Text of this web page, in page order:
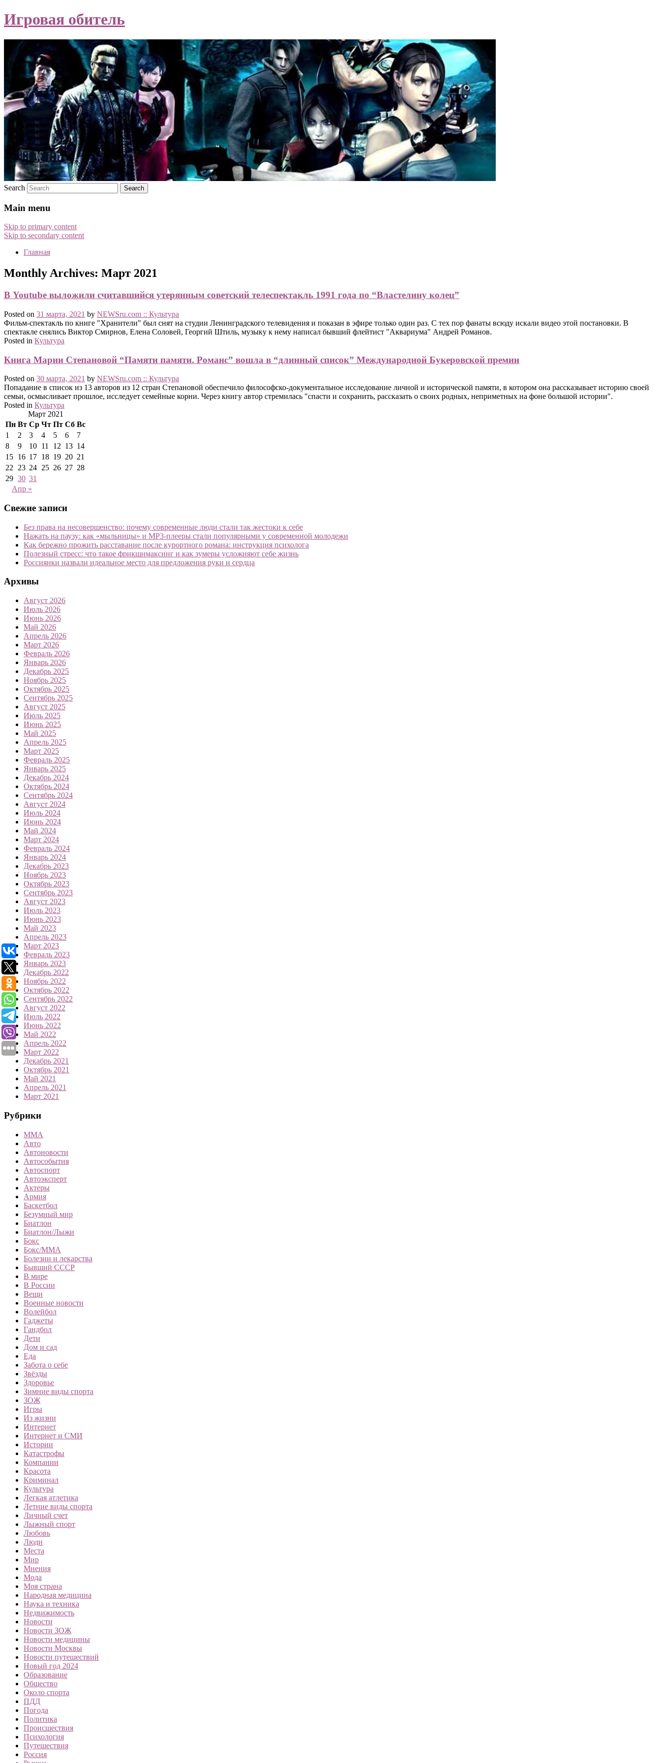
Игровая обитель
Search
Main menu
Skip to primary content
Skip to secondary content
Главная
Monthly Archives: Март 2021
В Youtube выложили считавшийся утерянным советский телеспектакль 1991 года по “Властелину колец”
Posted on 31 марта, 2021 by NEWSru.com :: Культура
Фильм-спектакль по книге "Хранители" был снят на студии Ленинградского телевидения и показан в эфире только один раз. С тех пор фанаты всюду искали видео этой постановки. В
спектакле снялись Виктор Смирнов, Елена Соловей, Георгий Штиль, музыку к нему написал бывший флейтист "Аквариума" Андрей Романов.
Posted in Культура
Книга Марии Степановой “Памяти памяти. Романс” вошла в “длинный список” Международной Букеровской премии
Posted on 30 марта, 2021 by NEWSru.com :: Культура
Попадание в список из 13 авторов из 12 стран Степановой обеспечило философско-документальное исследование личной и исторической памяти, в котором она рассказывает историю своей
семьи, осмысливает прошлое, исследует семейные корни. Через книгу автор стремилась "спасти и сохранить, рассказать о своих родных, неприметных на фоне большой истории".
Posted in Культура
Март 2021
Пн Вт Ср Чт Пт Сб Вс
1
2 3 4 5 6
7
8
9 10 11 12 13 14
15 16 17 18 19 20 21
22
23 24 25 26 27 28
29 30 31
Апр »
Свежие записи
Без права на несовершенство: почему современные люди стали так жестоки к себе
Нажать на паузу: как «мыльницы» и MP3-плееры стали популярными у современной молодежи
Как бережно прожить расставание после курортного романа: инструкция психолога
Полезный стресс: что такое фрикшнмаксинг и как зумеры усложняют себе жизнь
Россиянки назвали идеальное место для предложения руки и сердца
Архивы
Август 2026
Июль 2026
Июнь 2026
Май 2026
Апрель 2026
Март 2026
Февраль 2026
Январь 2026
Декабрь 2025
Ноябрь 2025
Октябрь 2025
Сентябрь 2025
Август 2025
Июль 2025
Июнь 2025
Май 2025
Апрель 2025
Март 2025
Февраль 2025
Январь 2025
Декабрь 2024
Октябрь 2024
Сентябрь 2024
Август 2024
Июль 2024
Июнь 2024
Май 2024
Март 2024
Февраль 2024
Январь 2024
Декабрь 2023
Ноябрь 2023
Октябрь 2023
Сентябрь 2023
Август 2023
Июль 2023
Июнь 2023
Май 2023
Апрель 2023
Март 2023
Февраль 2023
Январь 2023
Декабрь 2022
Ноябрь 2022
Октябрь 2022
Сентябрь 2022
Август 2022
Июль 2022
Июнь 2022
Май 2022
Апрель 2022
Март 2022
Декабрь 2021
Октябрь 2021
Май 2021
Апрель 2021
Март 2021
Рубрики
MMA
Авто
Автоновости
Автособытия
Автоспорт
Автоэксперт
Актеры
Армия
Баскетбол
Безумный мир
Биатлон
Биатлон/Лыжи
Бокс
Бокс/MMA
Болезни и лекарства
Бывший СССР
В мире
В России
Вещи
Военные новости
Волейбол
Гаджеты
Гандбол
Дети
Дом и сад
Еда
Забота о себе
Звёзды
Здоровье
Зимние виды спорта
ЗОЖ
Игры
Из жизни
Интернет
Интернет и СМИ
Истории
Катастрофы
Компании
Красота
Криминал
Культура
Легкая атлетика
Летние виды спорта
Личный счет
Лыжный спорт
Любовь
Люди
Места
Мир
Мнения
Мода
Моя страна
Народная медицина
Наука и техника
Недвижимость
Новости
Новости ЗОЖ
Новости медицины
Новости Москвы
Новости путешествий
Новый год 2024
Образование
Общество
Около спорта
ПДД
Погода
Политика
Происшествия
Психология
Путешествия
Россия